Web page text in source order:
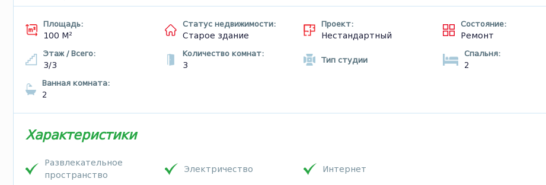
Площадь:
100 М²
Статус недвижимости:
Старое здание
Проект:
Нестандартный
Состояние:
Ремонт
Этаж / Всего:
3/3
Количество комнат:
3
Тип студии
Спальня:
2
Ванная комната:
2
Характеристики
Развлекательное
пространство
Электричество Интернет